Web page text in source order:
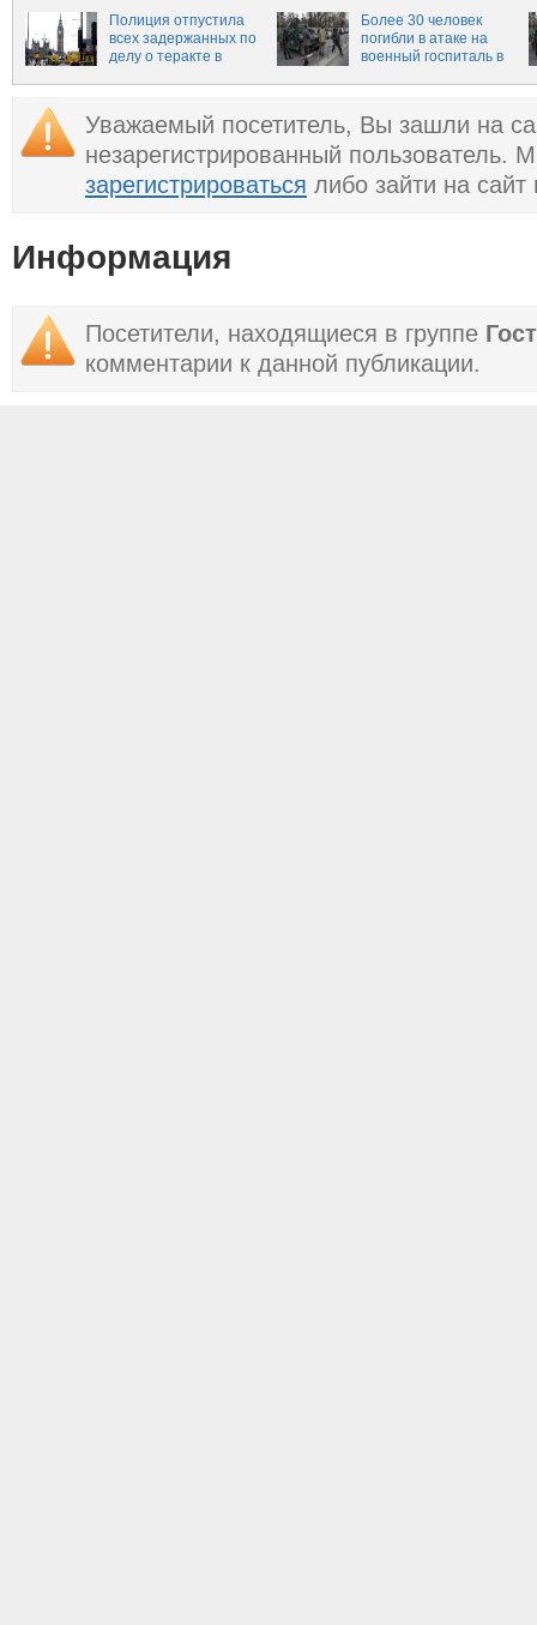
Новороссия
Полиция отпустила
всех задержанных по
делу о теракте в
Более 30 человек
погибли в атаке на
военный госпиталь в
Уважаемый посетитель, Вы зашли на
незарегистрированный
зарегистрироваться либо зайти на
Информация
Посетители, находящиеся в группе
комментарии к данной публикации.